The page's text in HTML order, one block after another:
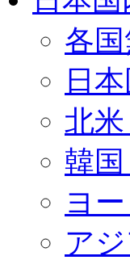
各
日
北
韓国
ヨ
ア